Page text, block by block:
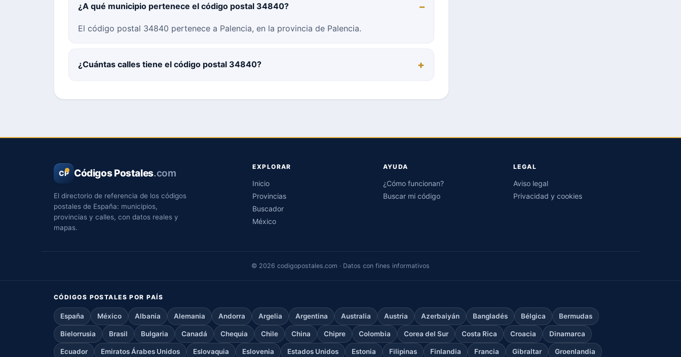
¿A qué municipio pertenece el código postal 34840?
El código postal 34840 pertenece a Palencia, en la provincia de Palencia.
¿Cuántas calles tiene el código postal 34840?
CP Códigos Postales.com
El directorio de referencia de los códigos
postales de España: municipios,
provincias y calles, con datos reales y
mapas.
EXPLORAR
Inicio
Provincias
Buscador
México
AYUDA
¿Cómo funcionan?
Buscar mi código
LEGAL
Aviso legal
Privacidad y cookies
© 2026 codigopostales.com · Datos con fines informativos
CÓDIGOS POSTALES POR PAÍS
España México Albania Alemania Andorra Argelia Argentina Australia Austria Azerbaiyán Bangladés Bélgica Bermudas
Bielorrusia Brasil Bulgaria Canadá Chequia Chile China Chipre Colombia Corea del Sur Costa Rica Croacia Dinamarca
Ecuador Emiratos Árabes Unidos Eslovaquia Eslovenia Estados Unidos Estonia Filipinas Finlandia Francia Gibraltar Groenlandia